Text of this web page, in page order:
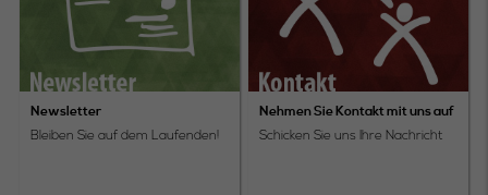
Newsletter
Bleiben Sie auf dem Laufenden!
Nehmen Sie Kontakt mit uns auf
Schicken Sie uns Ihre Nachricht